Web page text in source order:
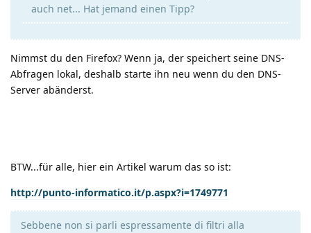
auch net... Hat jemand einen Tipp?
Nimmst du den Firefox? Wenn ja, der speichert seine DNS-
Abfragen lokal, deshalb starte ihn neu wenn du den DNS-
Server abänderst.
BTW...für alle, hier ein Artikel warum das so ist:
http://punto-informatico.it/p.aspx?i=1749771
Sebbene non si parli espressamente di filtri alla